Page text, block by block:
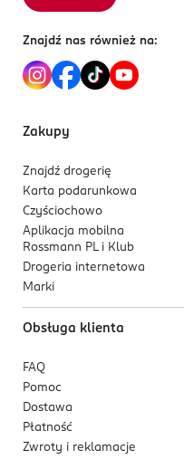
Znajdź nas również na:
Zakupy
Znajdź drogerię
Karta podarunkowa
Czyściochowo
Aplikacja mobilna
Rossmann PL i Klub
Drogeria internetowa
Marki
Obsługa klienta
FAQ
Pomoc
Dostawa
Płatność
Zwroty i reklamacje